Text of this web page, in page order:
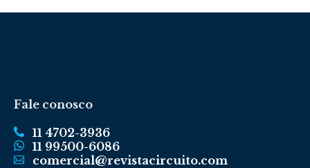
Fale conosco
11 4702-3936
11 99500-6086
comercial@revistacircuito.com